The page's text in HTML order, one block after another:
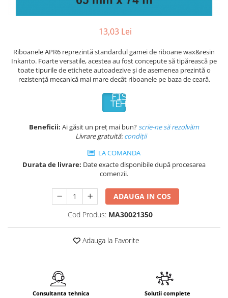
13,03 Lei
Riboanele APR6 reprezintă standardul gamei de riboane wax&resin
Inkanto. Foarte versatile, acestea au fost concepute să tipărească pe
toate tipurile de etichete autoadezive și de asemenea prezintă o
rezistență mecanică mai mare decât riboanele pe baza de ceară.
FISA
TEHNICA
Beneficii: Ai găsit un preț mai bun? scrie-ne să rezolvăm
Livrare gratuită:condiții
LA COMANDA
Durata de livrare: Date exacte disponibile după procesarea
comenzii.
ADAUGA IN COS
Cod Produs: MA30021350
Adauga la Favorite
Consultanta tehnica Solutii complete